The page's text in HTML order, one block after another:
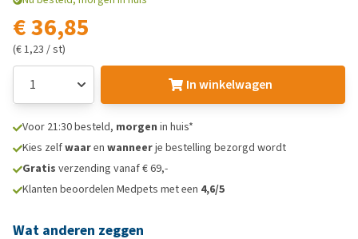
€ 36,85
(€ 1,23 / st)
In winkelwagen
Voor 21:30 besteld, morgen in huis*
Kies zelfwaaren wanneerje bestelling bezorgd wordt
Gratis verzending vanaf € 69,-
Klanten beoordelen Medpets met een 4,6/5
Wat anderen zeggen